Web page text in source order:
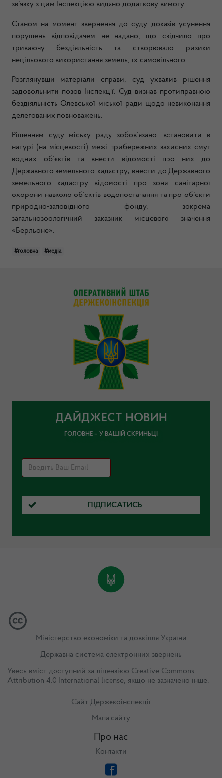
зв’язку з цим Інспекцією видано додаткову вимогу.
Станом на момент звернення до суду доказів усунення
порушень відповідачем не надано, що свідчило про
триваючу бездіяльність та створювало ризики
нецільового використання земель, їх самовільного.
Розглянувши матеріали справи, суд ухвалив рішення
задовольнити позов Інспекції. Суд визнав протиправною
бездіяльність Олевської міської ради щодо невиконання
делегованих повноважень.
Рішенням суду міську раду зобов’язано: встановити в
натурі (на місцевості) межі прибережних захисних смуг
водних об’єктів та внести відомості про них до
Державного земельного кадастру; внести до Державного
земельного кадастру відомості про зони санітарної
охорони навколо об’єктів водопостачання та про об’єкти
природно-заповідного фонду, зокрема
загальнозоологічний заказник місцевого значення
«Берльоне».
#головна #медіа
ДАЙДЖЕСТ НОВИН
ГОЛОВНЕ – У ВАШІЙ СКРИНЬЦІ
ПІДПИСАТИСЬ
Міністерство економіки та довкілля України
Державна система електронних звернень
Увесь вміст доступний за ліцензією Creative Commons
Attribution 4.0 International license, якщо не зазначено інше.
Сайт Держекоінспекції
Мапа сайту
Про нас
Контакти